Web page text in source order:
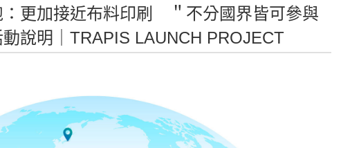
：更加接近布料印刷 ＂不分國界皆可參與
說明｜TRAPIS LAUNCH PROJECT